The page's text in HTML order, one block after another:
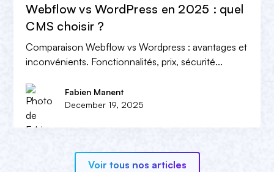
Webflow vs WordPress en 2025 : quel
CMS choisir ?
Comparaison Webflow vs Wordpress : avantages et
inconvénients. Fonctionnalités, prix, sécurité...
Fabien Manent
December 19, 2025
Voir tous nos articles